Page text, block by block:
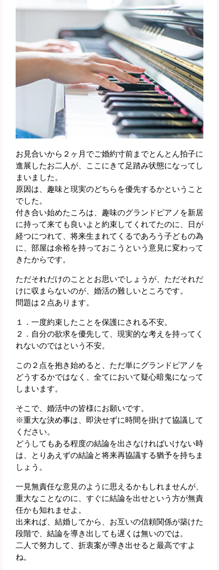
お見合いから２ヶ月でご婚約寸前までとんとん拍子に
進展したお二人が、ここにきて足踏み状態になってし
まいました。
原因は、趣味と現実のどちらを優先するかということ
でした。
付き合い始めたころは、趣味のグランドピアノを新居
に持って来ても良いよと約束してくれてたのに、日が
経つにつれて、将来生まれてくるであろう子どもの為
に、部屋は余裕を持っておこうという意見に変わって
きたからです。
ただそれだけのこととお思いでしょうが、ただそれだ
けに収まらないのが、婚活の難しいところです。
問題は２点あります。
１．一度約束したことを保護にされる不安。
２．自分の欲求を優先して、現実的な考えを持ってく
れないのではという不安。
この２点を抱き始めると、ただ単にグランドピアノを
どうするかではなく、全てにおいて疑心暗鬼になって
しまいます。
そこで、婚活中の皆様にお願いです。
※重大な決め事は、即決せずに時間を掛けて協議して
ください。
どうしてもある程度の結論を出さなければいけない時
は、とりあえずの結論と将来再協議する猶予を持ちま
しょう。
一見無責任な意見のように思えるかもしれませんが、
重大なことなのに、すぐに結論を出せという方が無責
任かも知れませよ。
出来れば、結婚してから、お互いの信頼関係が築けた
段階で、結論を導き出しても遅くは無いのでは。
二人で努力して、折衷案が導き出せると最高ですよ
ね。